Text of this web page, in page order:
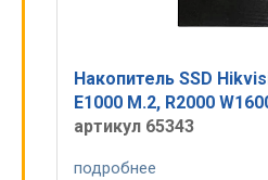
Накопитель SSD
E1000 M.2, R2000
артикул 65343
подробнее